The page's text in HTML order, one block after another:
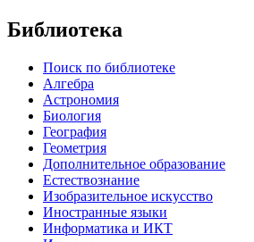
Библиотека
Поиск по библиотеке
Алгебра
Астрономия
Биология
География
Геометрия
Дополнительное образование
Естествознание
Изобразительное искусство
Иностранные языки
Информатика и ИКТ